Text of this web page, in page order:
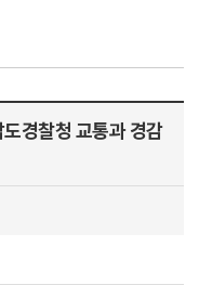
경찰청 교통과 경감